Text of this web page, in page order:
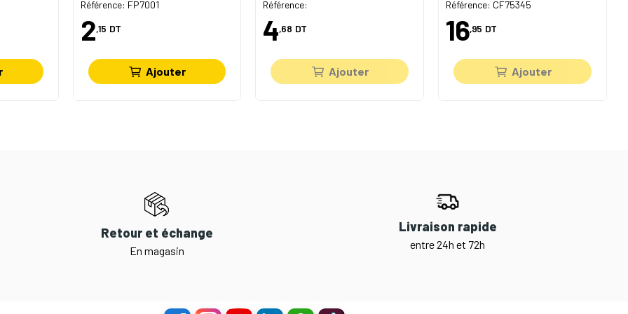
Référence: FP7001
2,15 DT
Ajouter
Référence:
4,68 DT
Ajouter
Référence: CF75345
16,95 DT
Ajouter
Retour et échange
En magasin
Livraison rapide
entre 24h et 72h